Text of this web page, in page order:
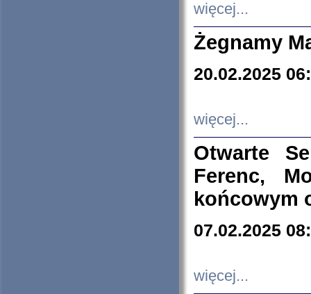
więcej...
Żegnamy
20.02.2025
więcej...
Otwarte
Ferenc,
końcowym
07.02.2025
więcej...